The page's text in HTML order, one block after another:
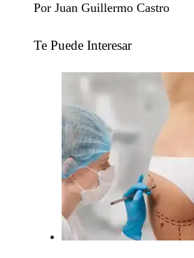
Por Juan Guillermo Castro
Te Puede Interesar